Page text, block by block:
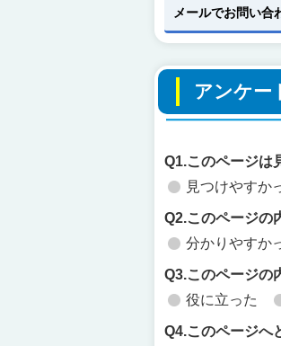
メールでお問い合
アンケー
Q1.このページは
見つけやすか
Q2.このページの
分かりやすか
Q3.このページの
役に立った
Q4.このページへ